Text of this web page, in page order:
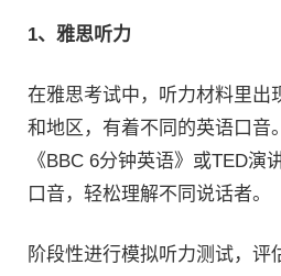
1、雅思听力
在雅思考试中，听力材料里出
和地区，有着不同的英语口音
《BBC 6分钟英语》或TED演
口音，轻松理解不同说话者。
阶段性进行模拟听力测试，评